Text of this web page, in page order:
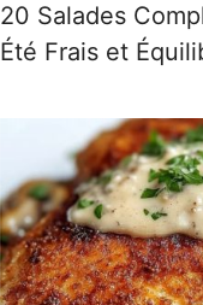
20 Salades
Été Frais et